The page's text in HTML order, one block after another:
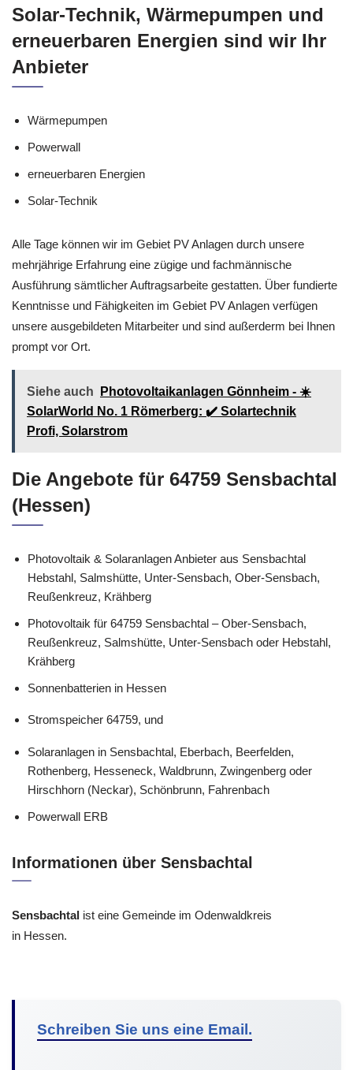
Solar-Technik, Wärmepumpen und
erneuerbaren Energien sind wir Ihr
Anbieter
Wärmepumpen
Powerwall
erneuerbaren Energien
Solar-Technik
Alle Tage können wir im Gebiet PV Anlagen durch unsere
mehrjährige Erfahrung eine zügige und fachmännische
Ausführung sämtlicher Auftragsarbeite gestatten. Über fundierte
Kenntnisse und Fähigkeiten im Gebiet PV Anlagen verfügen
unsere ausgebildeten Mitarbeiter und sind außerderm bei Ihnen
prompt vor Ort.
Siehe auch
Photovoltaikanlagen Gönnheim - ☀️
SolarWorld No. 1 Römerberg: ✔️ Solartechnik
Profi, Solarstrom
Die Angebote für 64759 Sensbachtal
(Hessen)
Photovoltaik & Solaranlagen Anbieter aus Sensbachtal
Hebstahl, Salmshütte, Unter-Sensbach, Ober-Sensbach,
Reußenkreuz, Krähberg
Photovoltaik für 64759 Sensbachtal – Ober-Sensbach,
Reußenkreuz, Salmshütte, Unter-Sensbach oder Hebstahl,
Krähberg
Sonnenbatterien in Hessen
Stromspeicher 64759, und
Solaranlagen in Sensbachtal, Eberbach, Beerfelden,
Rothenberg, Hesseneck, Waldbrunn, Zwingenberg oder
Hirschhorn (Neckar), Schönbrunn, Fahrenbach
Powerwall ERB
Informationen über Sensbachtal
Sensbachtal ist eine Gemeinde im Odenwaldkreis
in Hessen.
Schreiben Sie uns eine Email.